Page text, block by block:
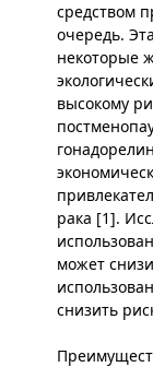
средством
очередь.
некоторые
высокому
рака [1].
может
снизить